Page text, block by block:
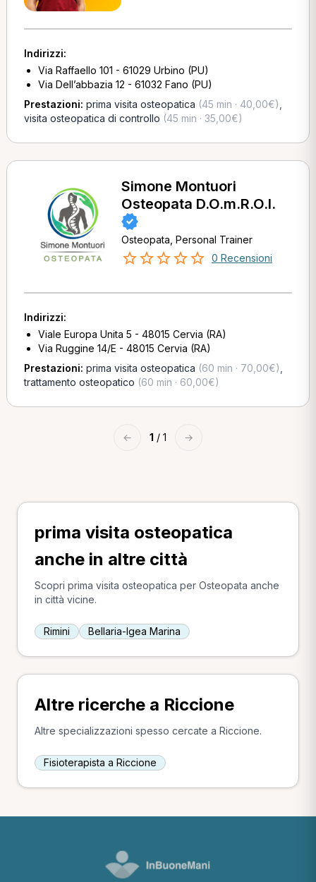
Indirizzi:
Via Raffaello 101 - 61029 Urbino (PU)
Via Dell’abbazia 12 - 61032 Fano (PU)
Prestazioni: prima visita osteopatica (45 min · 40,00€)
visita osteopatica di controllo (45 min · 35,00€)
Simone Montuori
Osteopata D.O.m.R.O.I.
Osteopata, Personal Trainer
0 Recensioni
Indirizzi:
Viale Europa Unita 5 - 48015 Cervia (RA)
Via Ruggine 14/E - 48015 Cervia (RA)
Prestazioni: prima visita osteopatica (60 min · 70,00€)
trattamento osteopatico (60 min · 60,00€)
← 1 / 1 →
prima visita osteopatica
anche in altre città
Scopri prima visita osteopatica per Osteopata anche
in città vicine.
Rimini Bellaria-Igea Marina
Altre ricerche a Riccione
Altre specializzazioni spesso cercate a Riccione.
Fisioterapista a Riccione